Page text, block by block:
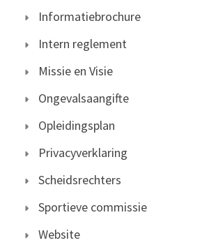
Informatiebrochure
Intern reglement
Missie en Visie
Ongevalsaangifte
Opleidingsplan
Privacyverklaring
Scheidsrechters
Sportieve commissie
Website